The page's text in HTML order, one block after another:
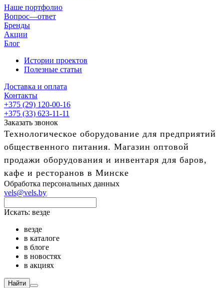
Наше портфолио
Вопрос—ответ
Бренды
Акции
Блог
Истории проектов
Полезные статьи
Доставка и оплата
Контакты
+375 (29) 120-00-16
+375 (33) 623-11-11
Заказать звонок
Технологическое оборудование для предприятий
общественного питания. Магазин оптовой
продажи оборудования и инвентаря для баров,
кафе и ресторанов в Минске
Обработка персональных данных
vels@vels.by
Искать: везде
везде
в каталоге
в блоге
в новостях
в акциях
Найти